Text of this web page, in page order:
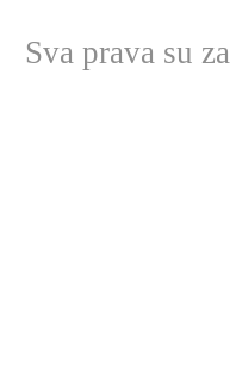
Sva prava su